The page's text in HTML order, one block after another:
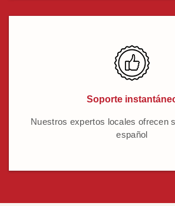
Soporte
Nuestros expertos locales ofrecen
español